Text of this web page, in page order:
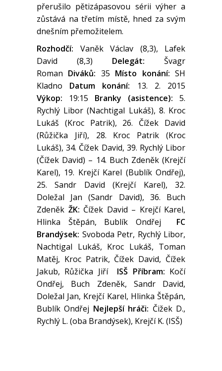
přerušilo pětizápasovou sérii výher a
zůstává na třetím místě, hned za svým
dnešním přemožitelem.
Rozhodčí: Vaněk Václav (8,3), Lafek
David (8,3) Delegát: Švagr
Roman Diváků: 35 Místo konání: SH
Kladno Datum konání: 13. 2. 2015
Výkop: 19:15 Branky (asistence): 5.
Rychlý Libor (Nachtigal Lukáš), 8. Kroc
Lukáš (Kroc Patrik), 26. Čížek David
(Růžička Jiří), 28. Kroc Patrik (Kroc
Lukáš), 34. Čížek David, 39. Rychlý Libor
(Čížek David) – 14. Buch Zdeněk (Krejčí
Karel), 19. Krejčí Karel (Bublík Ondřej),
25. Sandr David (Krejčí Karel), 32.
Doležal Jan (Sandr David), 36. Buch
Zdeněk ŽK: Čížek David – Krejčí Karel,
Hlinka Štěpán, Bublík Ondřej FC
Brandýsek: Svoboda Petr, Rychlý Libor,
Nachtigal Lukáš, Kroc Lukáš, Toman
Matěj, Kroc Patrik, Čížek David, Čížek
Jakub, Růžička Jiří ISŠ Příbram: Kočí
Ondřej, Buch Zdeněk, Sandr David,
Doležal Jan, Krejčí Karel, Hlinka Štěpán,
Bublík Ondřej Nejlepší hráči: Čižek D.,
Rychlý L. (oba Brandýsek), Krejčí K. (ISŠ)